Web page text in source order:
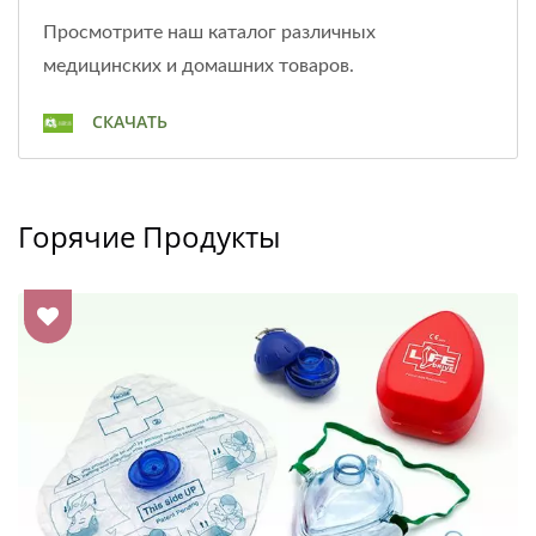
Просмотрите наш каталог различных
медицинских и домашних товаров.
СКАЧАТЬ
Горячие Продукты